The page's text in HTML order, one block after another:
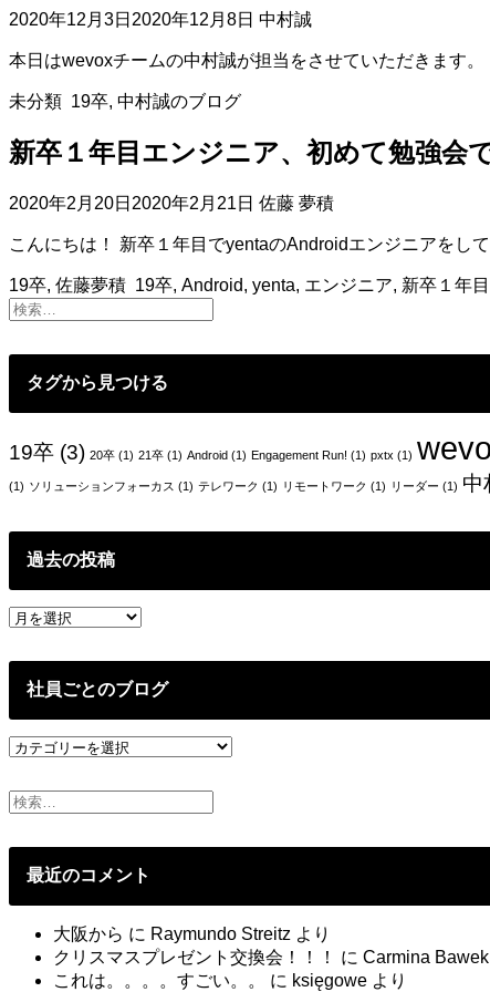
2020年12月3日 2020年12月8日 中村誠
本日はwevoxチームの中村誠が担当をさせていただきます
未分類 19卒, 中村誠のブログ
新卒１年目エンジニア、初めて勉強会
2020年2月20日 2020年2月21日 佐藤 夢積
こんにちは！ 新卒１年目でyentaのAndroidエンジニアをし
19卒, 佐藤夢積 19卒, Android, yenta, エンジニア, 新卒１年目
タグから見つける
19卒 (3) 20卒 (1) 21卒 (1) Android (1) Engagement Run! (1) pxtx (1)
(1) ソリューションフォーカス (1) テレワーク (1) リモートワーク (1) リーダー (1) 中
過去の投稿
過
の
社員ごとのブログ
社
ご
と
グ
最近のコメント
大阪から に Raymundo Streitz より
クリスマスプレゼント交換会！！！
に Carmina Bawek
これは。。。。すごい。。
に księgowe より